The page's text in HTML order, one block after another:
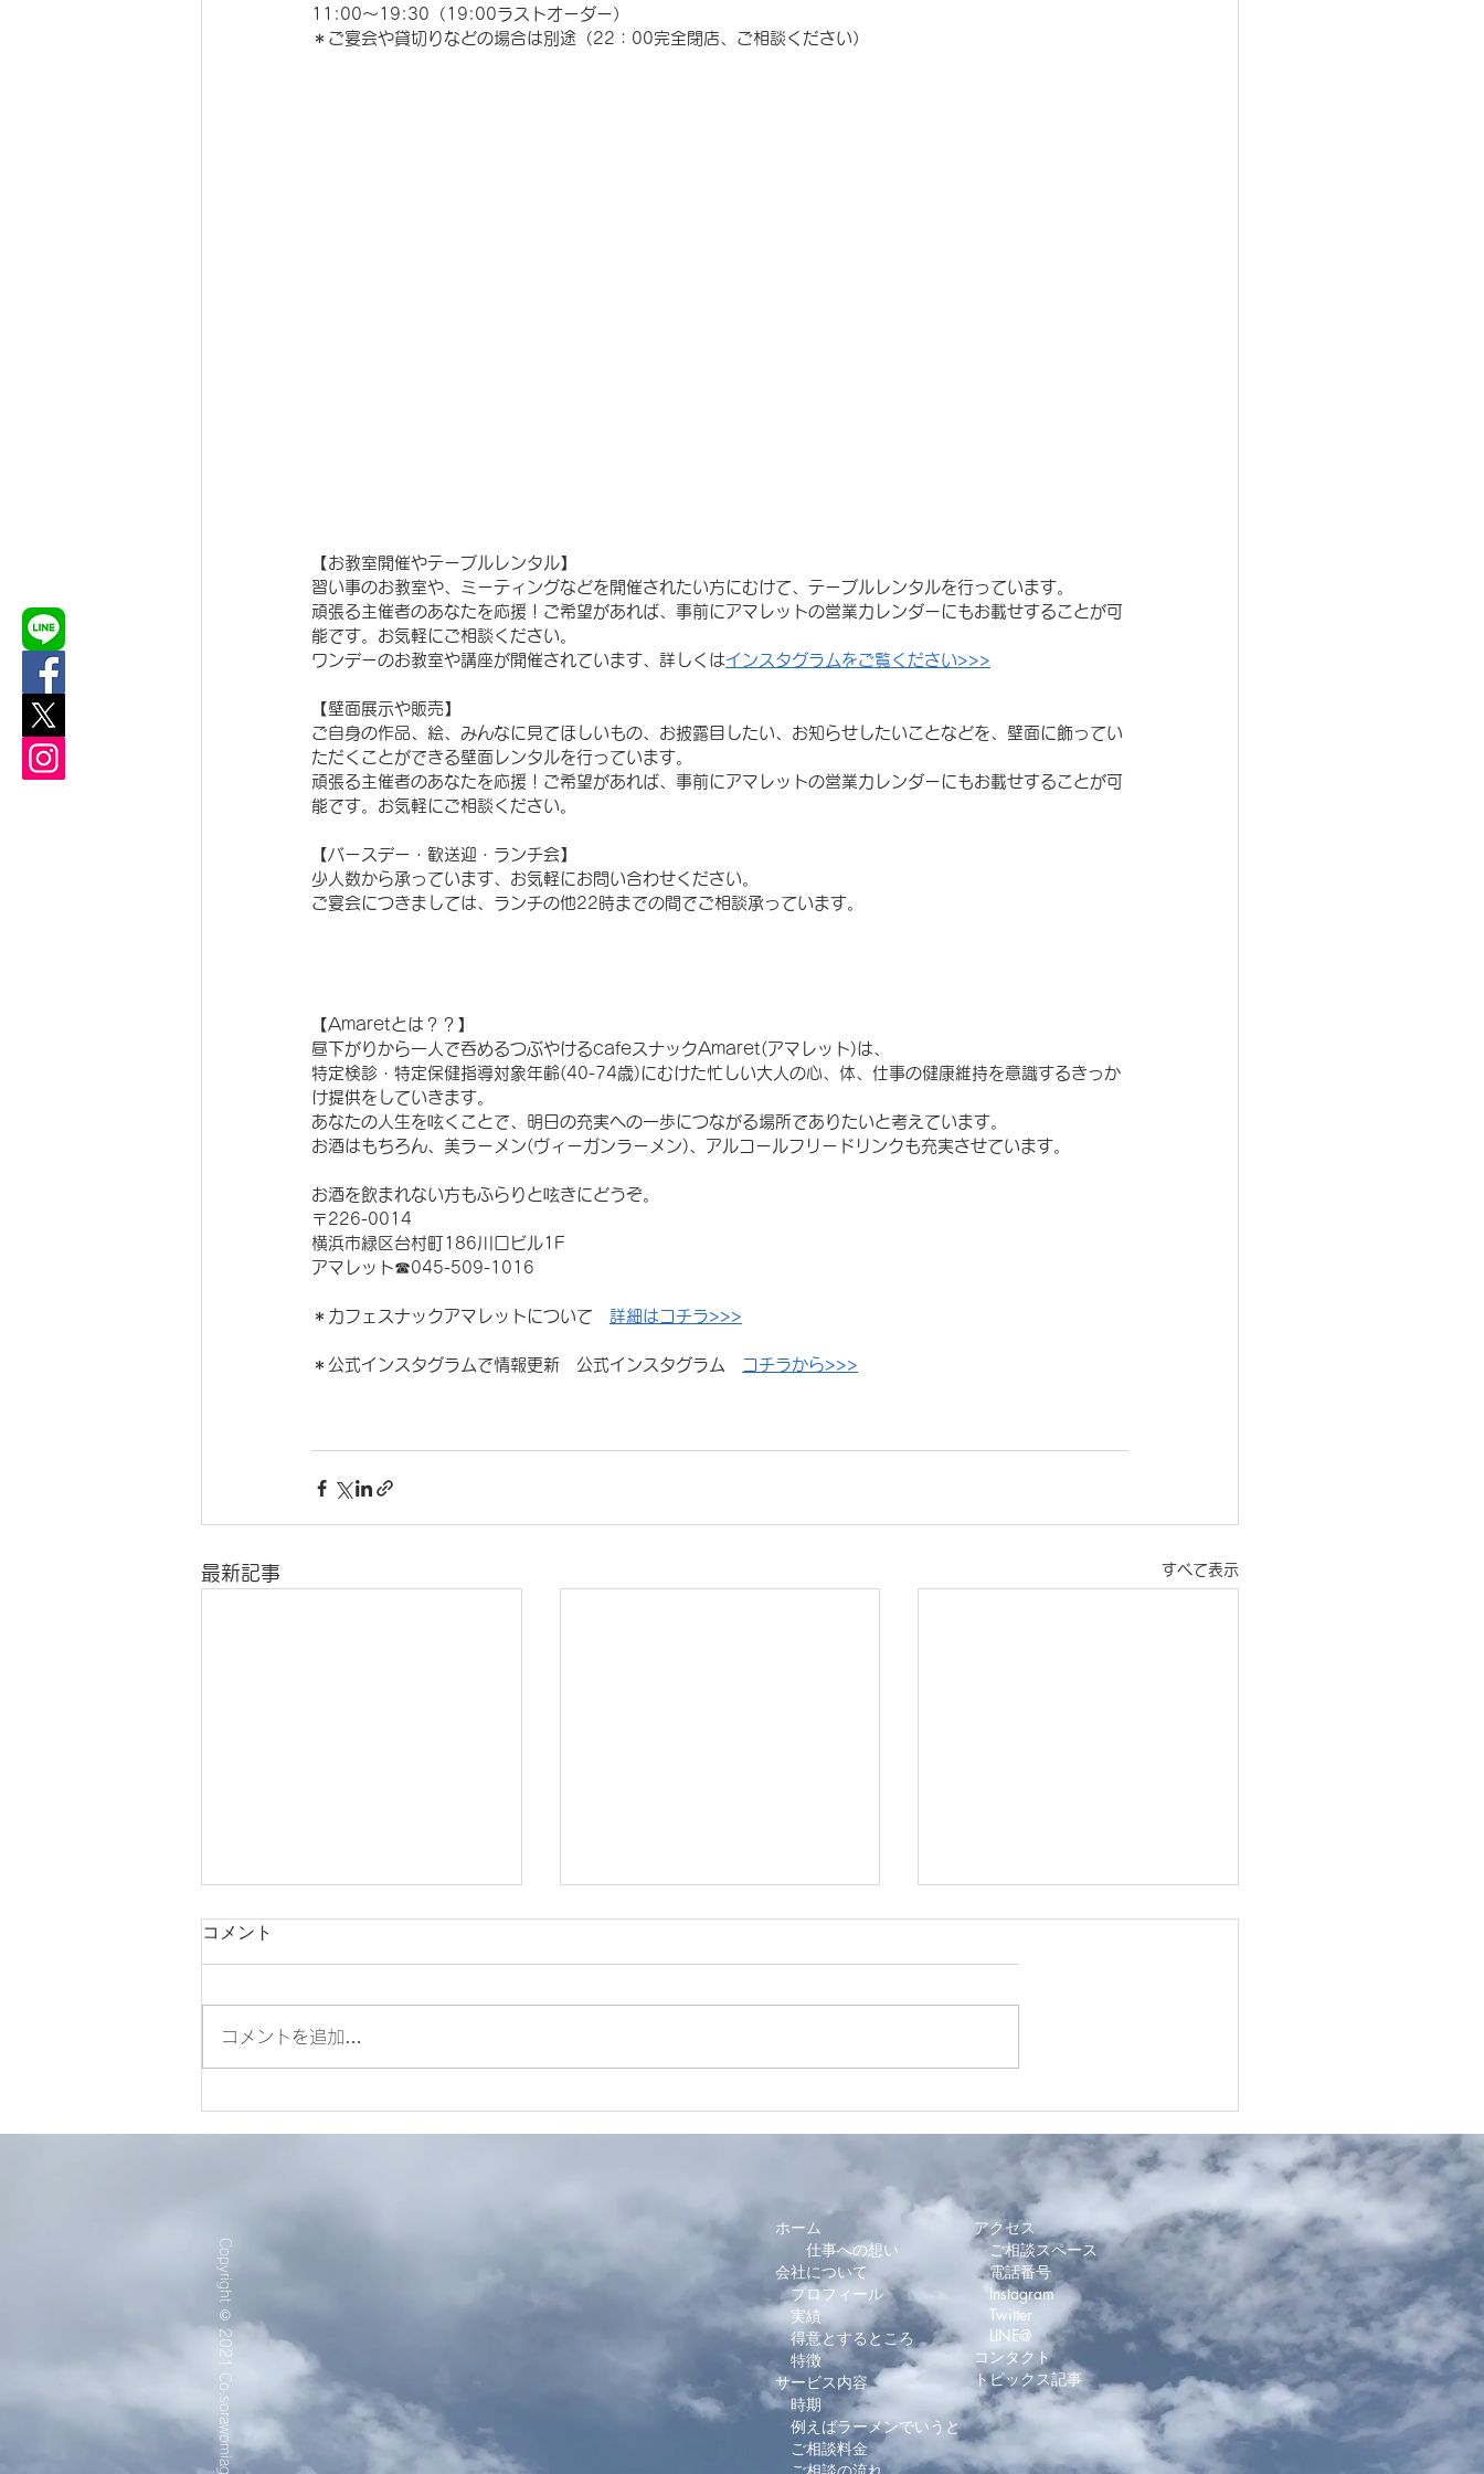
11:00～19:30（19:00ラストオーダー）
＊ご宴会や貸切りなどの場合は別途（22：00完全閉店、ご相談ください）
【お教室開催やテーブルレンタル】
習い事のお教室や、ミーティングなどを開催されたい方にむけて、テーブルレンタルを行っています。
頑張る主催者のあなたを応援！ご希望があれば、事前にアマレットの営業カレンダーにもお載せすることが可
能です。お気軽にご相談ください。
ワンデーのお教室や講座が開催されています、詳しくはインスタグラムをご覧ください>>>
【壁面展示や販売】
ご自身の作品、絵、みんなに見てほしいもの、お披露目したい、お知らせしたいことなどを、壁面に飾ってい
ただくことができる壁面レンタルを行っています。
頑張る主催者のあなたを応援！ご希望があれば、事前にアマレットの営業カレンダーにもお載せすることが可
能です。お気軽にご相談ください。
【バースデー・歓送迎・ランチ会】
少人数から承っています、お気軽にお問い合わせください。
ご宴会につきましては、ランチの他22時までの間でご相談承っています。
【Amaretとは？？】
昼下がりから一人で呑めるつぶやけるcafeスナックAmaret(アマレット)は、
特定検診・特定保健指導対象年齢(40-74歳)にむけた忙しい大人の心、体、仕事の健康維持を意識するきっか
け提供をしていきます。
あなたの人生を呟くことで、明日の充実への一歩につながる場所でありたいと考えています。
お酒はもちろん、美ラーメン(ヴィーガンラーメン)、アルコールフリードリンクも充実させています。
お酒を飲まれない方もふらりと呟きにどうぞ。
〒226-0014
横浜市緑区台村町186川口ビル1F
アマレット☎︎045-509-1016
＊カフェスナックアマレットについて 詳細はコチラ>>>
＊公式インスタグラムで情報更新　公式インスタグラム コチラから>>>
最新記事 すべて表示
集！のお知らせ
ハーブティー｜Amaret新メニ
コメント
コメントを追加…
Copyright © 2021 Co.sorawomiagete.
ホーム
仕事への想い
会社について
プロフィール
実績
得意とするところ
特徴
サービス内容
時期
例えばラーメンでいうと
ご相談料金
アクセス
ご相談スペース
電話番号
Instagram
Twitter
​ LINE@
コンタクト
​トピックス記事